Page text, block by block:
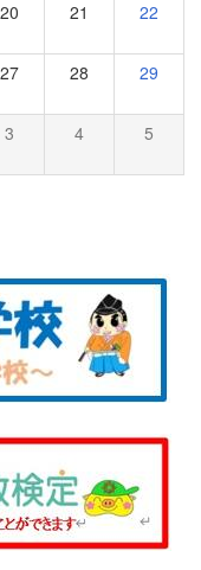
20 21 22
27 28 29
3 4 5